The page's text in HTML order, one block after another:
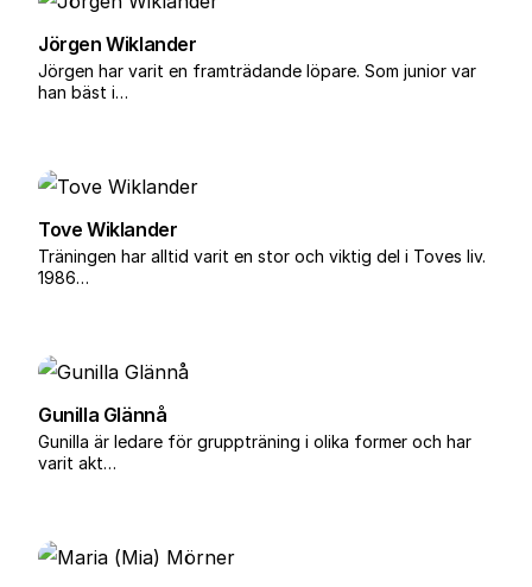
Jörgen Wiklander
Jörgen har varit en framträdande löpare. Som junior var
han bäst i…
Tove Wiklander
Träningen har alltid varit en stor och viktig del i Toves liv.
1986…
Gunilla Glännå
Gunilla är ledare för gruppträning i olika former och har
varit akt…